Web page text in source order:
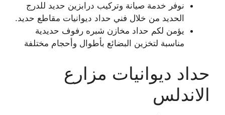
نوفر خدمة صيانة وتركيب درابزين حديد للدرج
الحديد من خلال فني حداد ديوانيات مقاطع حديد.
يؤمن لكم حداد مخازن شبره رفوف حديدية
مناسبة لتخزين البضائع بأطوال وأحجام مختلفة
حداد ديوانيات مزارع
الاندلس